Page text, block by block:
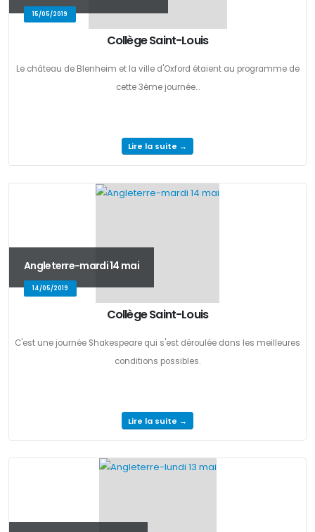
15/05/2019
Collège Saint-Louis
Le château de Blenheim et la ville d'Oxford étaient au programme de
cette 3ème journée...
Lire la suite →
Angleterre-mardi 14 mai
14/05/2019
Collège Saint-Louis
C'est une journée Shakespeare qui s'est déroulée dans les meilleures
conditions possibles.
Lire la suite →